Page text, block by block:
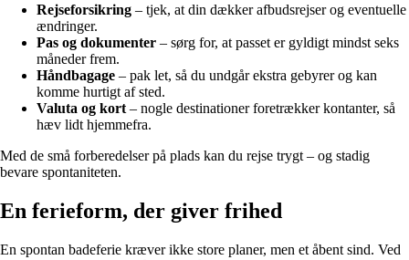
Rejseforsikring – tjek, at din dækker afbudsrejser og eventuelle
ændringer.
Pas og dokumenter – sørg for, at passet er gyldigt mindst seks
måneder frem.
Håndbagage – pak let, så du undgår ekstra gebyrer og kan
komme hurtigt af sted.
Valuta og kort – nogle destinationer foretrækker kontanter, så
hæv lidt hjemmefra.
Med de små forberedelser på plads kan du rejse trygt – og stadig
bevare spontaniteten.
En ferieform, der giver frihed
En spontan badeferie kræver ikke store planer, men et åbent sind. Ved